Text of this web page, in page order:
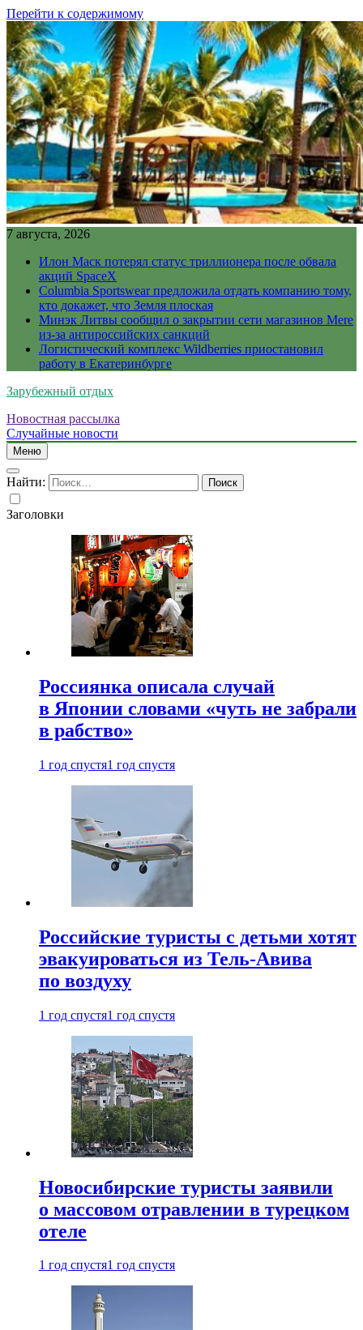
Перейти к содержимому
7 августа, 2026
Илон Маск потерял статус триллионера после обвала
акций SpaceX
Columbia Sportswear предложила отдать компанию тому,
кто докажет, что Земля плоская
Минэк Литвы сообщил о закрытии сети магазинов Mere
из-за антироссийских санкций
Логистический комплекс Wildberries приостановил
работу в Екатеринбурге
Зарубежный отдых
Новостная рассылка
Случайные новости
Меню
Найти:
Заголовки
Россиянка описала случай
в Японии словами «чуть не забрали
в рабство»
1 год спустя1 год спустя
Российские туристы с детьми хотят
эвакуироваться из Тель-Авива
по воздуху
1 год спустя1 год спустя
Новосибирские туристы заявили
о массовом отравлении в турецком
отеле
1 год спустя1 год спустя